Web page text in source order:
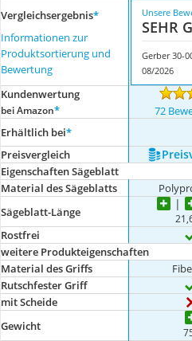
Vergleichsergebnis*
Informationen zur
Produktsortierung und
Bewertung
Unsere
SEHR
Gerber 30-
08/2026
Kundenwertung
bei Amazon* 72
Erhältlich bei*
Preis­vergleich
Eigenschaften Sägeblatt
Material des Sägeblatts
Sägeblatt-Länge
Rostfrei
weitere Produkteigenschaften
Material des Griffs
Rutschfester Griff
mit Scheide
Gewicht